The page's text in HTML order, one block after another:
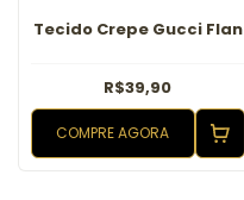
Tecido Crepe Gucci Flan
R$39,90
COMPRE AGORA